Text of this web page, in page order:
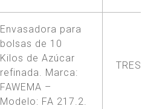
Envasadora para
bolsas de 10
Kilos de Azúcar
refinada. Marca:
FAWEMA –
Modelo: FA 217.2.
TRES (3)